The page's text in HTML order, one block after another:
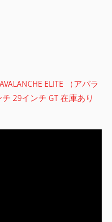
ELITE （アバラ
29インチ GT 在庫あり